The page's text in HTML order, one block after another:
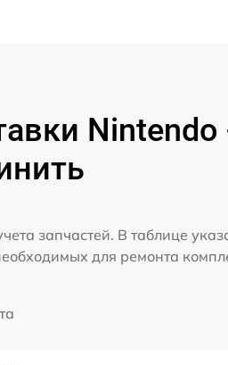
Nintendo
запчастей. В таблице
для ремонта